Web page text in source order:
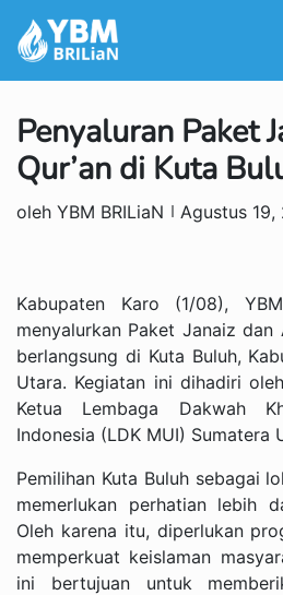
Penyaluran Paket
Qur’an di Kuta
oleh YBM BRILiaN Agustus 19,
Kabupaten Karo (1/08),
menyalurkan Paket Janaiz dan
berlangsung di Kuta Buluh,
Utara. Kegiatan ini dihadiri
Ketua Lembaga Dakwah
Indonesia (LDK MUI) Sumatera
Pemilihan Kuta Buluh sebagai
memerlukan perhatian lebih
Oleh karena itu, diperlukan
memperkuat keislaman
ini bertujuan untuk